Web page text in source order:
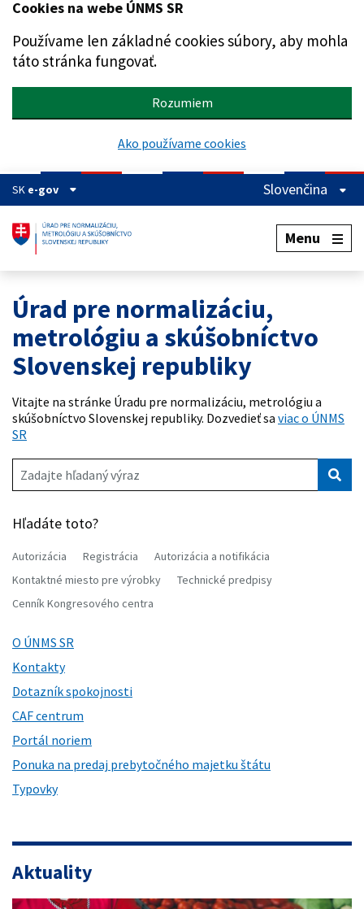
Preskočiť na hlavný obsah
Cookies na webe ÚNMS SR
Používame len základné cookies súbory, aby mohla
táto stránka fungovať.
Rozumiem
Ako používame cookies
SK e-gov Slovenčina
Menu
Úrad pre normalizáciu,
metrológiu a skúšobníctvo
Slovenskej republiky
Vitajte na stránke Úradu pre normalizáciu, metrológiu a
skúšobníctvo Slovenskej republiky. Dozvedieť sa viac o ÚNMS
SR
Zadajte hľadaný výraz
Hľadáte toto?
Autorizácia Registrácia
Autorizácia a notifikácia
Kontaktné miesto pre výrobky
Technické predpisy
Cenník Kongresového centra
O ÚNMS SR
Kontakty
Dotazník spokojnosti
CAF centrum
Portál noriem
Ponuka na predaj prebytočného majetku štátu
Typovky
Aktuality